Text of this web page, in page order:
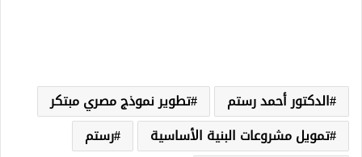
الدكتور أحمد رستم
تطوير نموذج مصري مبتكر
تمويل مشروعات البنية الأساسية
رستم